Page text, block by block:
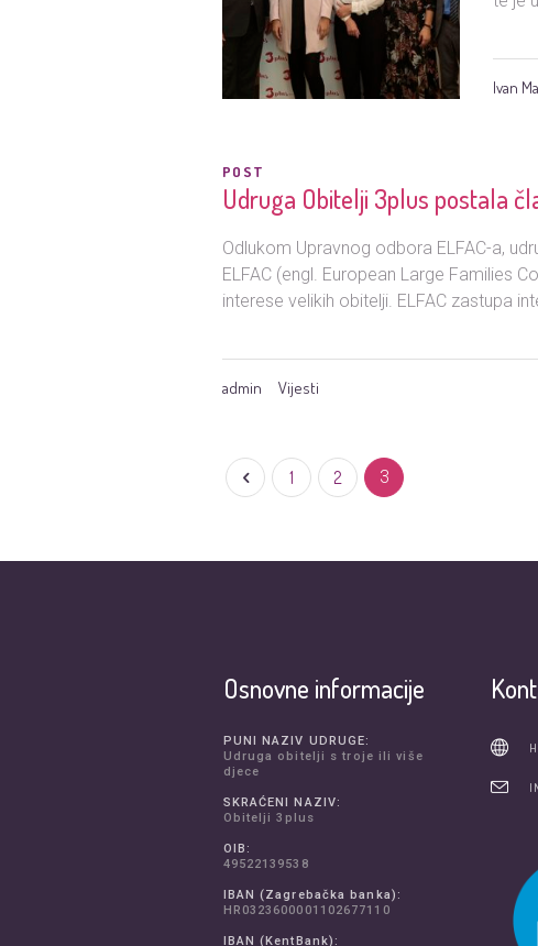
Ivan
POST
Udruga Obitelji 3plus postala
Odlukom Upravnog odbora ELFAC-a,
ELFAC (engl. European Large Families
interese velikih obitelji. ELFAC zastupa
admin Vijesti
1 2 3
Osnovne informacije
PUNI NAZIV UDRUGE:
Udruga obitelji s troje ili više
djece
SKRAĆENI NAZIV:
Obitelji 3plus
OIB:
49522139538
IBAN (Zagrebačka banka):
HR0323600001102677110
IBAN (KentBank):